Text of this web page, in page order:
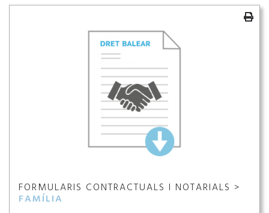
FORMULARIS CONTRACTUALS I NOTARIALS >
FAMÍLIA